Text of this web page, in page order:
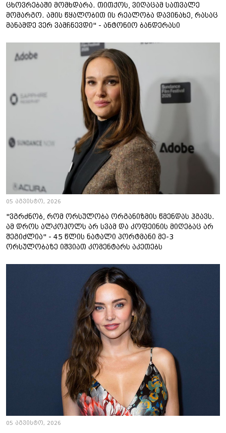
ცხოვრებაში მომხდარა. თითქოს, ვიღაცამ სათვალე
მომარგო. ამის წყალობით ის რეალობა დავინახე, რასაც
მანამდე ვერ ვამჩნევდი" - ანტონიო ბანდერასი
05 აგვისტო, 2026
"ვგრძნობ, რომ ორსულობა ორგანიზმის წმენდას ჰგავს.
ამ დროს ალკოჰოლს არ სვამ და კოფეინის მიღებაც არ
შეგიძლია" - 45 წლის ნატალი პორტმანი მე-3
ორსულობაზე იშვიათ კომენტარს აკეთებს
05 აგვისტო, 2026